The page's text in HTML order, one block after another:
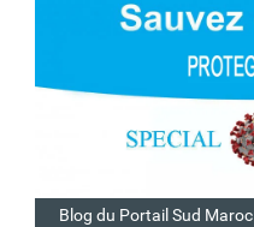
Blog du Portail Sud Maroc